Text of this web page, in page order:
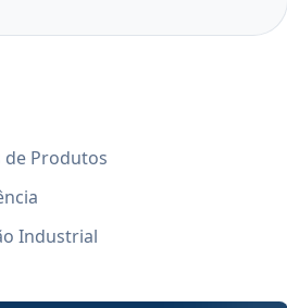
de Produtos
Industrial